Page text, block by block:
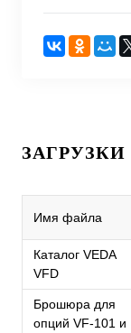
ЗАГРУЗКИ
Имя файла
Каталог VEDA
VFD
Брошюра для
опций VF-101 и